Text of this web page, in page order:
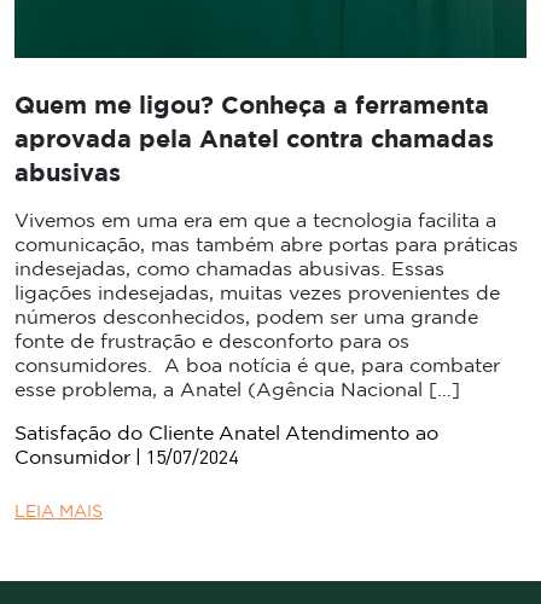
Quem me ligou? Conheça a ferramenta
aprovada pela Anatel contra chamadas
abusivas
Vivemos em uma era em que a tecnologia facilita a
comunicação, mas também abre portas para práticas
indesejadas, como chamadas abusivas. Essas
ligações indesejadas, muitas vezes provenientes de
números desconhecidos, podem ser uma grande
fonte de frustração e desconforto para os
consumidores. A boa notícia é que, para combater
esse problema, a Anatel (Agência Nacional […]
Satisfação do Cliente Anatel Atendimento ao
Consumidor | 15/07/2024
LEIA MAIS